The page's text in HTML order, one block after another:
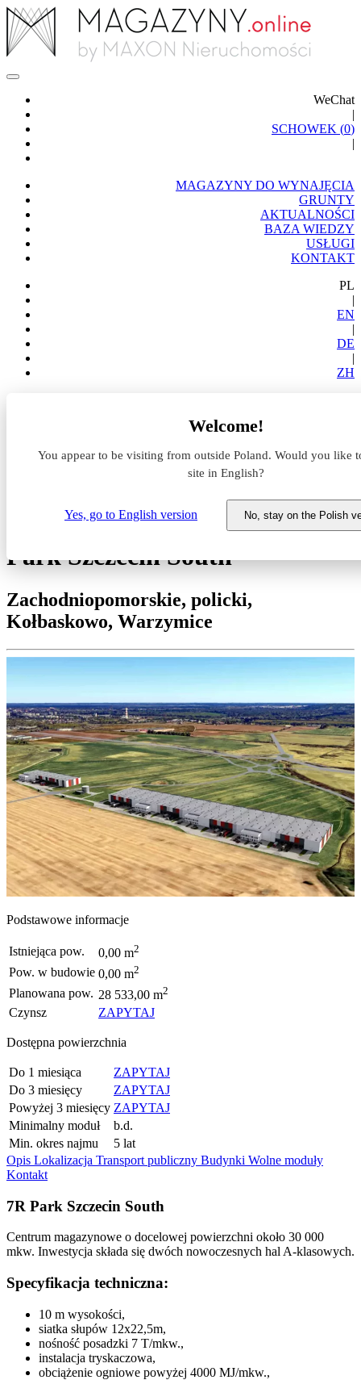
WeChat
|
SCHOWEK (0)
|
MAGAZYNY DO WYNAJĘCIA
GRUNTY
AKTUALNOŚCI
BAZA WIEDZY
USŁUGI
KONTAKT
PL
|
EN
|
DE
|
ZH
Welcome!
You appear to be visiting from outside Poland. Would you like
site in English?
Yes, go to English version No, stay on the Polish
Kołbaskowo
Magazyn do wynajęcia 7R
Park Szczecin South
Zachodniopomorskie, policki,
Kołbaskowo, Warzymice
Podstawowe informacje
Istniejąca pow. 0,00 m2
Pow. w budowie 0,00 m2
Planowana pow. 28 533,00 m2
Czynsz ZAPYTAJ
Dostępna powierzchnia
Do 1 miesiąca
ZAPYTAJ
Do 3 miesięcy
ZAPYTAJ
Powyżej 3 miesięcy ZAPYTAJ
Minimalny moduł
b.d.
Min. okres najmu
5 lat
Opis Lokalizacja Transport publiczny Budynki Wolne moduły
Kontakt
7R Park Szczecin South
Centrum magazynowe o docelowej powierzchni około 30 000
mkw. Inwestycja składa się dwóch nowoczesnych hal A-klasowych.
Specyfikacja techniczna:
10 m wysokości,
siatka słupów 12x22,5m,
nośność posadzki 7 T/mkw.,
instalacja tryskaczowa,
obciążenie ogniowe powyżej 4000 MJ/mkw.,